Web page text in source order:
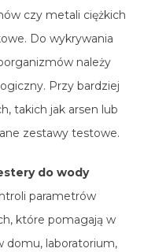
czy metali ciężkich
Do wykrywania
należy
Przy bardziej
takich jak arsen lub
zestawy testowe.
do wody
parametrów
które pomagają w
domu, laboratorium,